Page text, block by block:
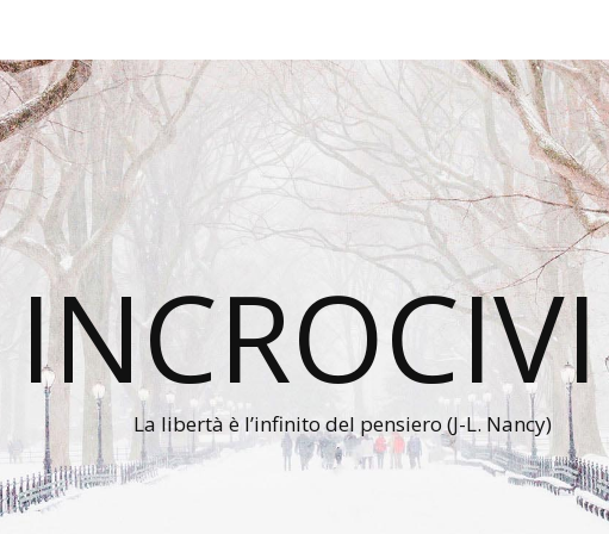
La libertà è l’infinito del pensiero (J-L. Nancy)